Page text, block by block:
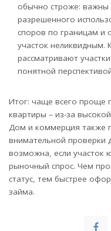
обычно строже: важны
разрешенного
споров по границам и
участок неликвидным.
рассматривают
понятной
Итог: чаще всего проще
квартиры – из-за
Дом и коммерция также
внимательной проверки
возможна, если участок
рыночный спрос. Чем
статус, тем быстрее
займа.